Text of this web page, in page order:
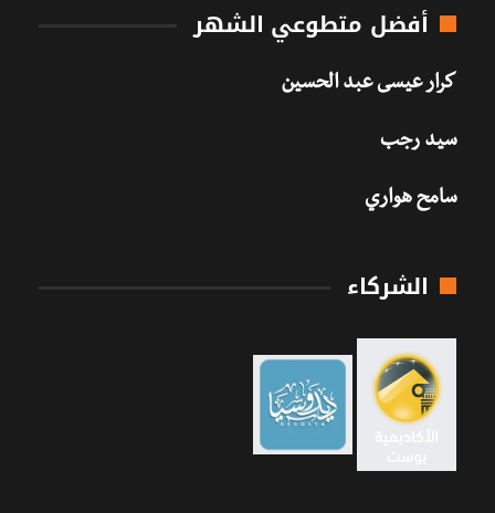
أفضل متطوعي الشهر
كرار عيسى عبد الحسين
سيد رجب
سامح هواري
الشركاء